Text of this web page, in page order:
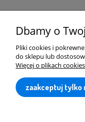
Dbamy o
Pliki cookies i
do sklepu lub
Więcej o plikach
zaakceptuj tylko